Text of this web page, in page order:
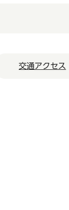
交通アクセス